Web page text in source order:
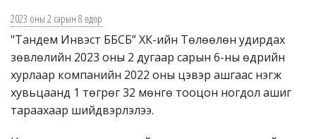
2023 оны 2 сарын 8 өдөр
"Тандем Инвэст ББСБ” ХК-ийн Төлөөлөн удирдах
зөвлөлийн 2023 оны 2 дугаар сарын 6-ны өдрийн
хурлаар компанийн 2022 оны цэвэр ашгаас нэгж
хувьцаанд 1 төгрөг 32 мөнгө тооцон ногдол ашиг
тараахаар шийдвэрлэлээ.